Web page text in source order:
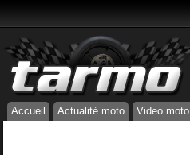
Accueil Actualité moto Video moto